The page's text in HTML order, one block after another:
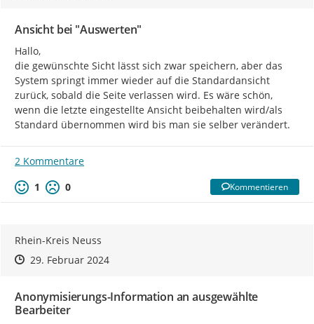
Ansicht bei "Auswerten"
Hallo,
die gewünschte Sicht lässt sich zwar speichern, aber das
System springt immer wieder auf die Standardansicht
zurück, sobald die Seite verlassen wird. Es wäre schön,
wenn die letzte eingestellte Ansicht beibehalten wird/als
Standard übernommen wird bis man sie selber verändert.
2 Kommentare
1
0 Kommentieren
Rhein-Kreis Neuss
Zeitpunkt des Erstellens
Zeitpunkt des Erstellens
29. Februar 2024Zur Äußerung
Anonymisierungs-Information an ausgewählte
Bearbeiter